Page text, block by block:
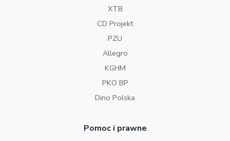
XTB
CD Projekt
PZU
Allegro
KGHM
PKO BP
Dino Polska
Pomoc i prawne